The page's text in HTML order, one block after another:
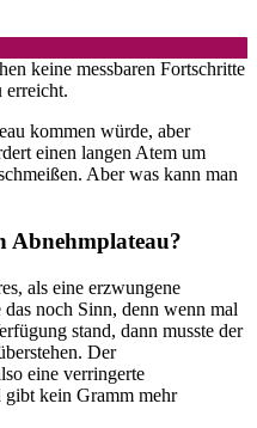
keine messbaren Fortschritte
erreicht.
kommen würde, aber
einen langen Atem um
Aber was kann man
Abnehmplateau?
als eine erzwungene
noch Sinn, denn wenn mal
stand, dann musste der
Der
eine verringerte
gibt kein Gramm mehr